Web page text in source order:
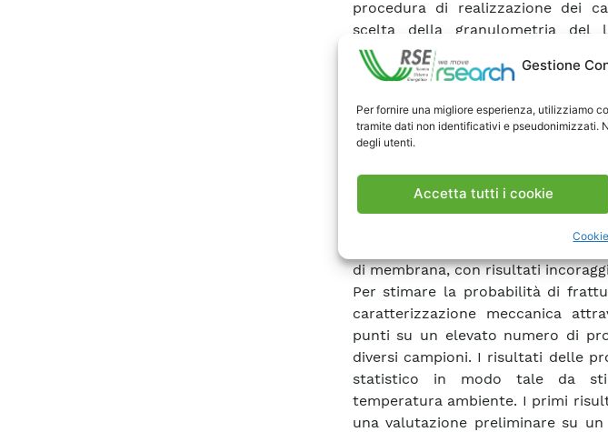
Gestione
Per fornire una migliore esperienza, utilizziamo
tramite dati non identificativi e pseudonimizzati.
degli utenti.
Accetta tutti i cookie
Cookie
procedura di realizzazione dei
scelta della granulometria del
campioni densi e privi di difetti,
microstrutturale e da test a
l’ottenimento della struttura
strato membrana di 15-20 μm e
campioni di grandi dimensioni
trattamento termico di debinding
anche le prime prove di
di membrana, con risultati
Per stimare la probabilità di
caratterizzazione meccanica
punti su un elevato numero di
diversi campioni. I risultati delle
statistico in modo tale da
temperatura ambiente. I primi
una valutazione preliminare su